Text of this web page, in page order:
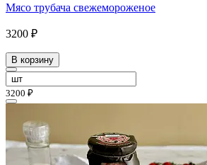
Мясо трубача свежемороженое
3200 ₽
В корзину
3200 ₽